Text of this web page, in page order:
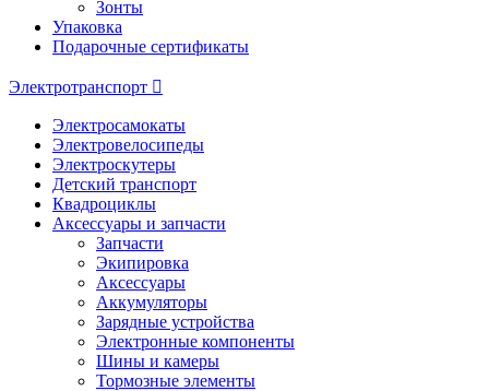
Зонты
Упаковка
Подарочные сертификаты
Электротранспорт
Электросамокаты
Электровелосипеды
Электроскутеры
Детский транспорт
Квадроциклы
Аксессуары и запчасти
Запчасти
Экипировка
Аксессуары
Аккумуляторы
Зарядные устройства
Электронные компоненты
Шины и камеры
Тормозные элементы